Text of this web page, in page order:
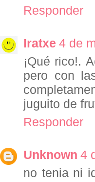
Responder
Iratxe 4 de
¡Qué rico!.
pero con
juguito de
Responder
Unknown 4
no tenia ni